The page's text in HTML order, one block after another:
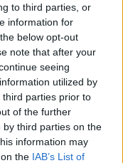
to third parties, or
information for
below opt-out
note that after your
seeing
utilized by
parties prior to
of the further
third parties on the
information may
the IAB’s List of
Maxi Φορέματα
Mini Φορέματα